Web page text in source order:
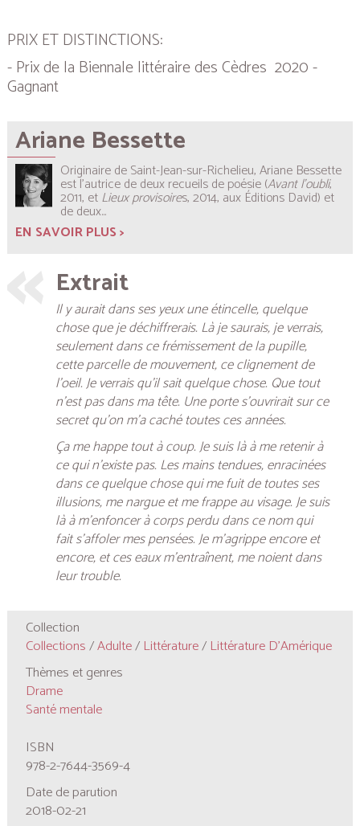
PRIX ET DISTINCTIONS:
- Prix de la Biennale littéraire des Cèdres 2020 -
Gagnant
Ariane Bessette
Originaire de Saint-Jean-sur-Richelieu, Ariane Bessette
est l’autrice de deux recueils de poésie (Avant l’oubli,
2011, etLieux provisoires, 2014, aux Éditions David) et
de deux...
EN SAVOIR PLUS >
Extrait
Il y aurait dans ses yeux une étincelle, quelque
chose que je déchiffrerais. Là je saurais, je verrais,
seulement dans ce frémissement de la pupille,
cette parcelle de mouvement, ce clignement de
l’oeil. Je verrais qu’il sait quelque chose. Que tout
n’est pas dans ma tête. Une porte s’ouvrirait sur ce
secret qu’on m’a caché toutes ces années.
Ça me happe tout à coup. Je suis là à me retenir à
ce qui n’existe pas. Les mains tendues, enracinées
dans ce quelque chose qui me fuit de toutes ses
illusions, me nargue et me frappe au visage. Je suis
là à m’enfoncer à corps perdu dans ce nom qui
fait s’affoler mes pensées. Je m’agrippe encore et
encore, et ces eaux m’entraînent, me noient dans
leur trouble.
Collection
Collections/Adulte/ Littérature/ Littérature D'Amérique
Thèmes et genres
Drame
Santé mentale
ISBN
978-2-7644-3569-4
Date de parution
2018-02-21